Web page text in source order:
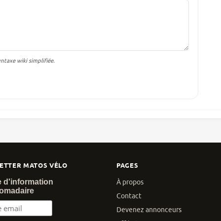
wiki simplifiée.
PAGES
À propos
Contact
Devenez annonceurs
MATOS VÉLO
d'information